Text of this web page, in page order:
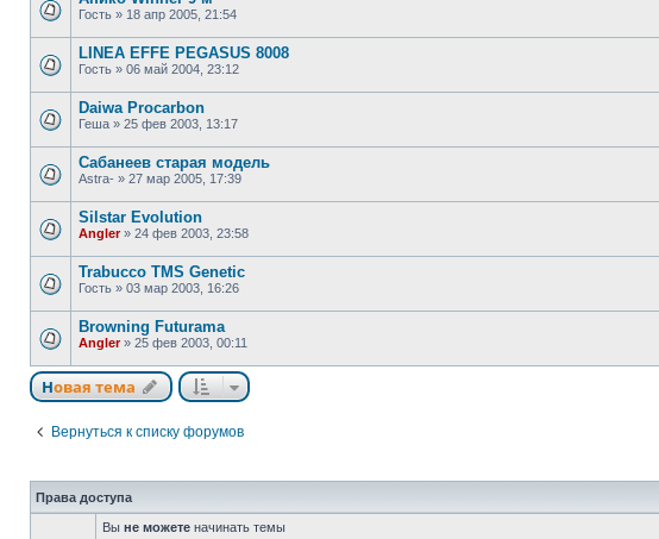
Гость » 18 апр 2005, 21:54
LINEA EFFE PEGASUS 8008
Гость » 06 май 2004, 23:12
Daiwa Procarbon
Геша » 25 фев 2003, 13:17
Сабанеев старая модель
Astra- » 27 мар 2005, 17:39
Silstar Evolution
Angler» 24 фев 2003, 23:58
Trabucco TMS Genetic
Гость » 03 мар 2003, 16:26
Browning Futurama
Angler» 25 фев 2003, 00:11
Новая тема
Вернуться к списку форумов
Права доступа
Вы не можете начинать темы